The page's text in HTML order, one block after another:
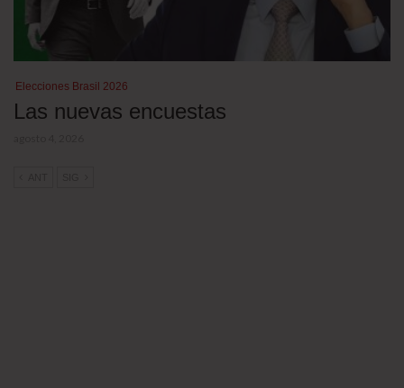
Elecciones Brasil 2026
Las nuevas encuestas